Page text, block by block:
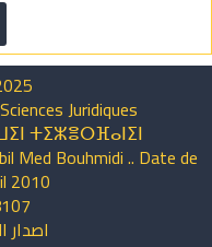
Juridiques
ⵜⵉⵣⴻⵔⴼⴰⵏⵉⵏ
Med Bouhmidi .. Date de
2010
اصدار